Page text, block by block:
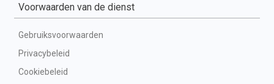
Voorwaarden van de dienst
Gebruiksvoorwaarden
Privacybeleid
Cookiebeleid